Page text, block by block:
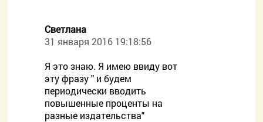
Светлана
31 января 2016 19:18:56
Я это знаю. Я имею ввиду вот
эту фразу " и будем
периодически вводить
повышенные проценты на
разные издательства"